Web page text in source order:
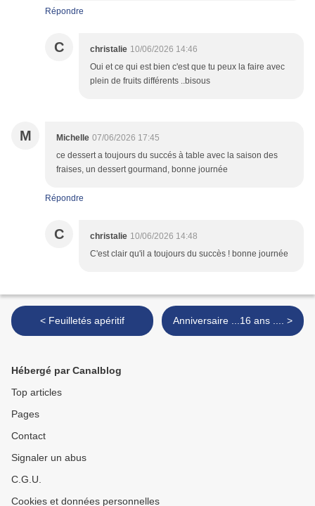
Répondre
C christalie 10/06/2026 14:46
Oui et ce qui est bien c'est que tu peux la faire avec
plein de fruits différents ..bisous
M Michelle 07/06/2026 17:45
ce dessert a toujours du succés à table avec la saison des
fraises, un dessert gourmand, bonne journée
Répondre
C christalie 10/06/2026 14:48
C'est clair qu'il a toujours du succès ! bonne journée
< Feuilletés apéritif Anniversaire ...16 ans .... >
Hébergé par Canalblog
Top articles
Pages
Contact
Signaler un abus
C.G.U.
Cookies et données personnelles